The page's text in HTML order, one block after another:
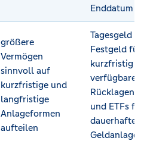
Enddatum
größere
Vermögen
sinnvoll auf
kurzfristige und
langfristige
Anlageformen
aufteilen
Tagesgeld
Festgeld für
kurzfristig
verfügbare
Rücklagen;
und ETFs
dauerhafte
Geldanlage